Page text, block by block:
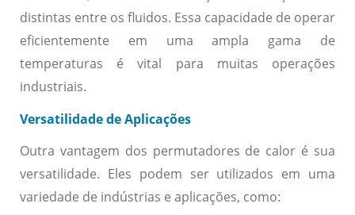
distintas entre os fluidos. Essa capacidade de operar
eficientemente em uma ampla gama de
temperaturas é vital para muitas operações
industriais.
Versatilidade de Aplicações
Outra vantagem dos permutadores de calor é sua
versatilidade. Eles podem ser utilizados em uma
variedade de indústrias e aplicações, como: